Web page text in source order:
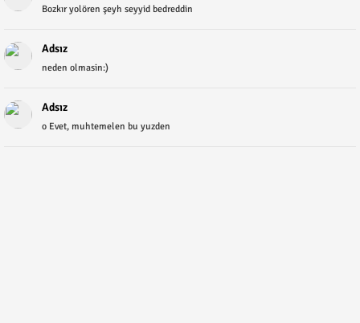
Bozkır yolören şeyh seyyid bedreddin
Adsız
neden olmasin:)
Adsız
o Evet, muhtemelen bu yuzden